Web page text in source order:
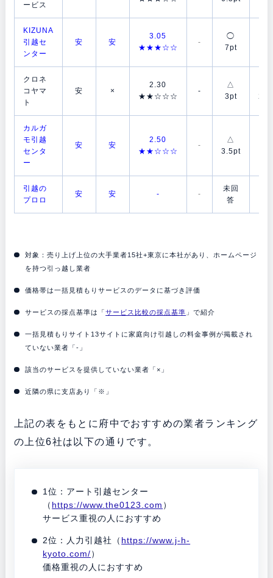
ービス
KIZUNA
引越セ
ンター
安 安
3.05
★★★☆☆
-
◯
7pt
クロネ
コヤマ
ト
安 ×
2.30
★★☆☆☆
-
△
3pt
カルガ
モ引越
センタ
ー
安 安
2.50
★★☆☆☆
-
△
3.5pt
引越の
プロロ
安 安 - -
未回
答
対象：売り上げ上位の大手業者15社+東京に本社があり、ホームページ
を持つ引っ越し業者
価格帯は一括見積もりサービスのデータに基づき評価
サービスの採点基準は「サービス比較の採点基準 」で紹介
一括見積もりサイト13サイトに家庭向け引越しの料金事例が掲載され
ていない業者「-」
該当のサービスを提供していない業者「×」
近隣の県に支店あり「※」
上記の表をもとに府中でおすすめの業者ランキング
の上位6社は以下の通りです。
1位：アート引越センター
（ https://www.the0123.com ）
サービス重視の人におすすめ
2位：人力引越社（ https://www.j-h-
kyoto.com/）
価格重視の人におすすめ